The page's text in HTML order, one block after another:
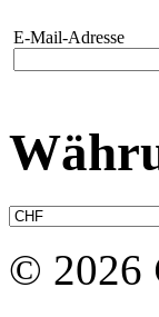
E-Mail-Adresse
© 2026